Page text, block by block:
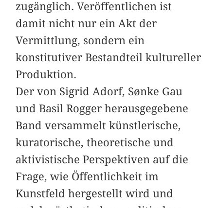
zugänglich. Veröffentlichen ist
damit nicht nur ein Akt der
Vermittlung, sondern ein
konstitutiver Bestandteil kultureller
Produktion.
Der von Sigrid Adorf, Sønke Gau
und Basil Rogger herausgegebene
Band versammelt künstlerische,
kuratorische, theoretische und
aktivistische Perspektiven auf die
Frage, wie Öffentlichkeit im
Kunstfeld hergestellt wird und